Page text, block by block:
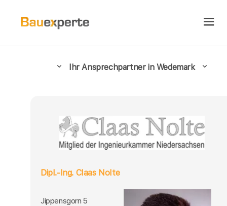
Ihr Ansprechpartner in Wedemark
Dipl.-Ing. Claas Nolte
Jippensgorn 5